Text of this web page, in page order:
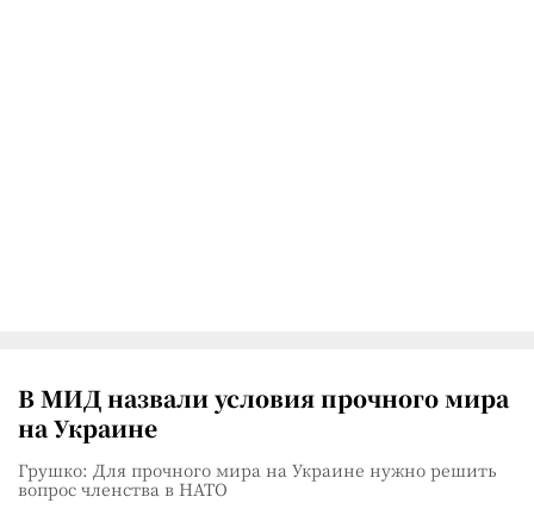
В МИД назвали условия прочного мира
на Украине
Грушко: Для прочного мира на Украине нужно решить
вопрос членства в НАТО